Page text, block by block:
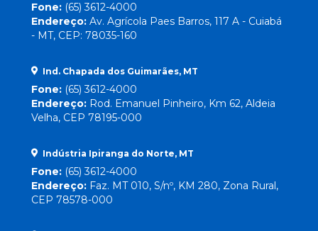
Fone: (65) 3612-4000
Endereço: Av. Agrícola Paes Barros, 117 A - Cuiabá
- MT, CEP: 78035-160
Ind. Chapada dos Guimarães, MT
Fone: (65) 3612-4000
Endereço: Rod. Emanuel Pinheiro, Km 62, Aldeia
Velha, CEP 78195-000
Indústria Ipiranga do Norte, MT
Fone: (65) 3612-4000
Endereço: Faz. MT 010, S/nº, KM 280, Zona Rural,
CEP 78578-000